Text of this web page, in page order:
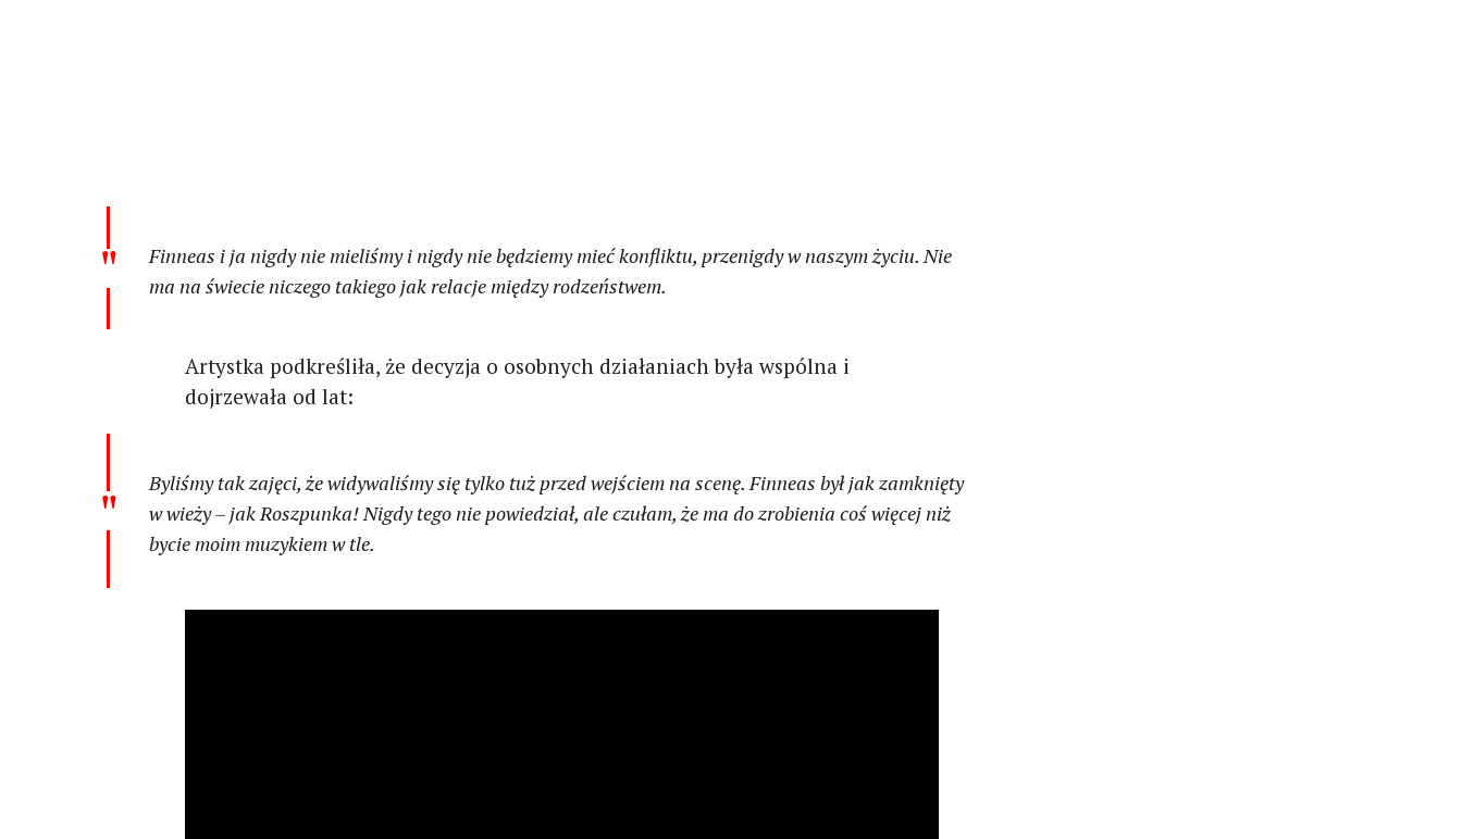
Finneas i ja nigdy nie mieliśmy i nigdy nie będziemy mieć konfliktu, przenigdy w naszym życiu. Nie
ma na świecie niczego takiego jak relacje między rodzeństwem.
Artystka podkreśliła, że decyzja o osobnych działaniach była wspólna i
dojrzewała od lat:
Byliśmy tak zajęci, że widywaliśmy się tylko tuż przed wejściem na scenę. Finneas był jak zamknięty
w wieży – jak Roszpunka! Nigdy tego nie powiedział, ale czułam, że ma do zrobienia coś więcej niż
bycie moim muzykiem w tle.